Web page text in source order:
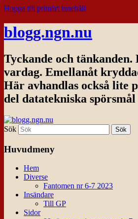
Hoppa till primärt innehåll
blogg.ngn.nu
Tyckande och
vardag. Emellanåt
Här avhandlas också lite
del datatekniska spörsmål
Sök
Huvudmeny
Hem
Diverse
Fantomen nr 6-7 2023
Insändare
Till GP
Sidor